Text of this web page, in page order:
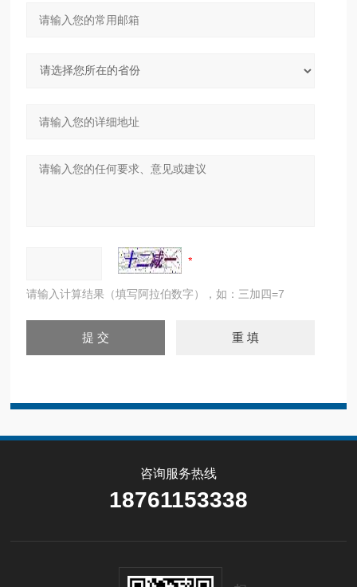
请输入计算结果（填写阿拉伯数字），如：三加四=7
咨询服务热线
18761153338